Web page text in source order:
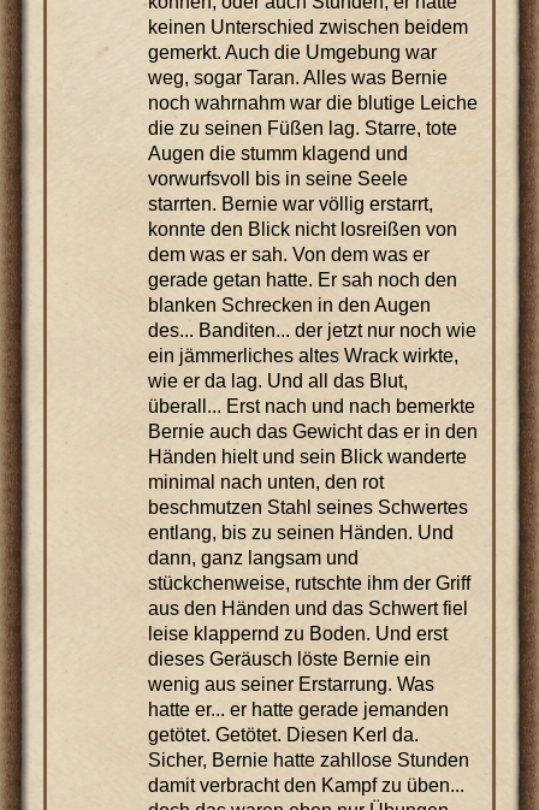
keinen Unterschied zwischen beidem
gemerkt. Auch die Umgebung war
weg, sogar Taran. Alles was Bernie
noch wahrnahm war die blutige Leiche
die zu seinen Füßen lag. Starre, tote
Augen die stumm klagend und
vorwurfsvoll bis in seine Seele
starrten. Bernie war völlig erstarrt,
konnte den Blick nicht losreißen von
dem was er sah. Von dem was er
gerade getan hatte. Er sah noch den
blanken Schrecken in den Augen
des... Banditen... der jetzt nur noch wie
ein jämmerliches altes Wrack wirkte,
wie er da lag. Und all das Blut,
überall... Erst nach und nach bemerkte
Bernie auch das Gewicht das er in den
Händen hielt und sein Blick wanderte
minimal nach unten, den rot
beschmutzen Stahl seines Schwertes
entlang, bis zu seinen Händen. Und
dann, ganz langsam und
stückchenweise, rutschte ihm der Griff
aus den Händen und das Schwert fiel
leise klappernd zu Boden. Und erst
dieses Geräusch löste Bernie ein
wenig aus seiner Erstarrung. Was
hatte er... er hatte gerade jemanden
getötet. Getötet. Diesen Kerl da.
Sicher, Bernie hatte zahllose Stunden
damit verbracht den Kampf zu üben...